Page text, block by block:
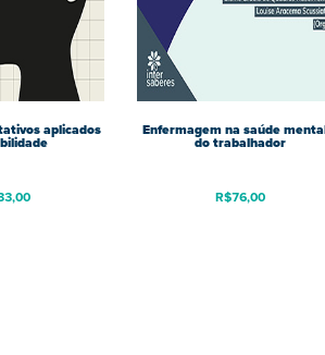
aplicados Enfermagem na saúde
do trabalhador
R$76,00